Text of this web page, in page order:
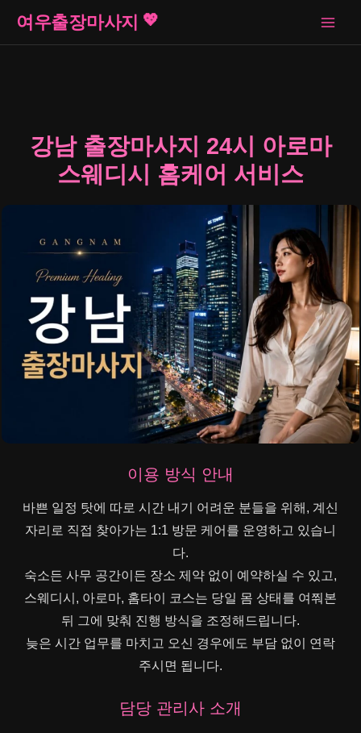
츠
여우출장마사지
강남 출장마사지 24시 아로마
스웨디시 홈케어 서비스
이용 방식 안내
바쁜 일정 탓에 따로 시간 내기 어려운 분들을 위해, 계신
자리로 직접 찾아가는 1:1 방문 케어를 운영하고 있습니
다.
숙소든 사무 공간이든 장소 제약 없이 예약하실 수 있고,
스웨디시, 아로마, 홈타이 코스는 당일 몸 상태를 여쭤본
뒤 그에 맞춰 진행 방식을 조정해드립니다.
늦은 시간 업무를 마치고 오신 경우에도 부담 없이 연락
주시면 됩니다.
담당 관리사 소개